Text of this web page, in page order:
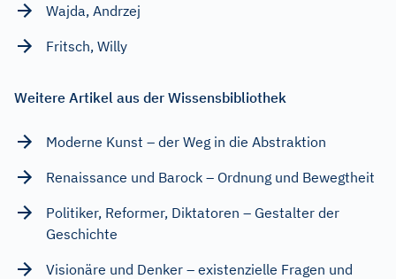
Wajda, Andrzej
Fritsch, Willy
Weitere Artikel aus der Wissensbibliothek
Moderne Kunst – der Weg in die Abstraktion
Renaissance und Barock – Ordnung und Bewegtheit
Politiker, Reformer, Diktatoren – Gestalter der
Geschichte
Visionäre und Denker – existenzielle Fragen und